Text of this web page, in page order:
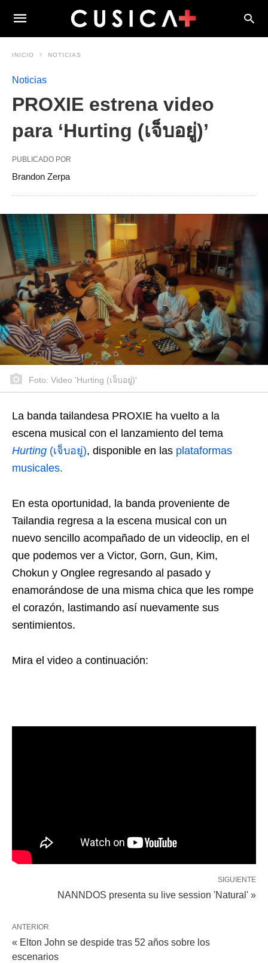
INICIO NOTICIAS
Noticias
PROXIE estrena video
para ‘Hurting (เจ็บอยู่)’
PUBLICADO POR
Brandon Zerpa
Foto: Video 'Hurting (เจ็บอยู่)'
La banda tailandesa PROXIE ha vuelto a la
escena musical con el lanzamiento del tema
Hurting (เจ็บอยู่), disponible en las plataformas
musicales.
En esta oportunidad, la banda proveniente de
Tailandia regresa a la escena musical con un
nuevo sencillo acompañado de un videoclip, en el
que podemos ver a Victor, Gorn, Gun, Kim,
Chokun y Onglee regresando al pasado y
enamorándose de una misma chica que les rompe
el corazón, lastimando así nuevamente sus
sentimientos.
Mira el video a continuación:
SIGUIENTE
NANNDOS presenta su live session 'Natural' »
ANTERIOR
« Elton John se despide tras 52 años sobre los
escenarios